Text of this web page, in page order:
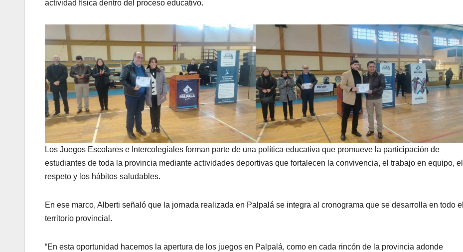
actividad física dentro del proceso educativo.
Los Juegos Escolares e Intercolegiales forman parte de una política educativa que promueve la participación de
estudiantes de toda la provincia mediante actividades deportivas que fortalecen la convivencia, el trabajo en equipo, el
respeto y los hábitos saludables.
En ese marco, Alberti señaló que la jornada realizada en Palpalá se integra al cronograma que se desarrolla en todo el
territorio provincial.
“En esta oportunidad hacemos la apertura de los juegos en Palpalá, como en cada rincón de la provincia adonde